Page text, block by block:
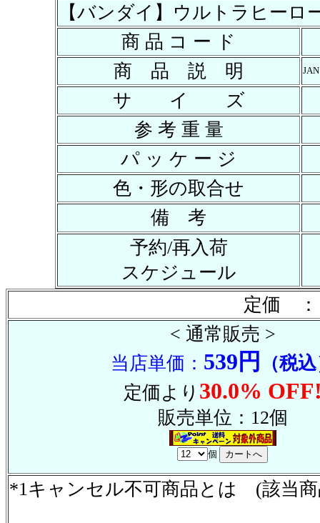
【バンダイ】ウルトラヒー
商 品 コ ー ド
商 品 説 明
サ イ ズ
参 考 重 量
パ ッ ケ ー ジ
色・形の取合せ
備 考
予約/再入荷
スケジュール
定価 ：
< 通常販売 >
当店単価： 539円
（税
定価より 30.0%
販売単位：12個
個
*1キャンセル不可商品とは (該当